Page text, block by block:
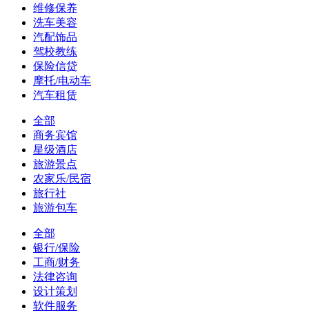
维修保养
洗车美容
汽配饰品
驾校教练
保险信贷
摩托/电动车
汽车租赁
全部
商务宾馆
星级酒店
旅游景点
农家乐/民宿
旅行社
旅游包车
全部
银行/保险
工商/财务
法律咨询
设计策划
软件服务